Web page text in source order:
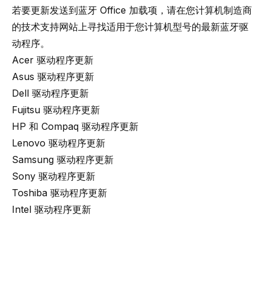
若要更新发送到蓝牙 Office 加载项，请在您计算机制造商
的技术支持网站上寻找适用于您计算机型号的最新蓝牙驱
动程序。
Acer 驱动程序更新
Asus 驱动程序更新
Dell 驱动程序更新
Fujitsu 驱动程序更新
HP 和 Compaq 驱动程序更新
Lenovo 驱动程序更新
Samsung 驱动程序更新
Sony 驱动程序更新
Toshiba 驱动程序更新
Intel 驱动程序更新